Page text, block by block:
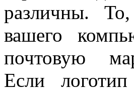
различны.
вашего
почтовую
Если